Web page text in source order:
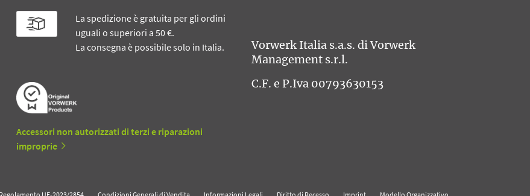
La spedizione è gratuita per gli ordini
uguali o superiori a 50 €.
La consegna è possibile solo in Italia.
Accessori non autorizzati di terzi e riparazioni
improprie
Vorwerk Italia s.a.s. di Vorwerk
Management s.r.l.
C.F. e P.Iva 00793630153